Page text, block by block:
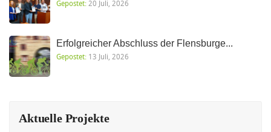
Gepostet: 20 Juli, 2026
Erfolgreicher Abschluss der Flensburge...
Gepostet: 13 Juli, 2026
Aktuelle Projekte